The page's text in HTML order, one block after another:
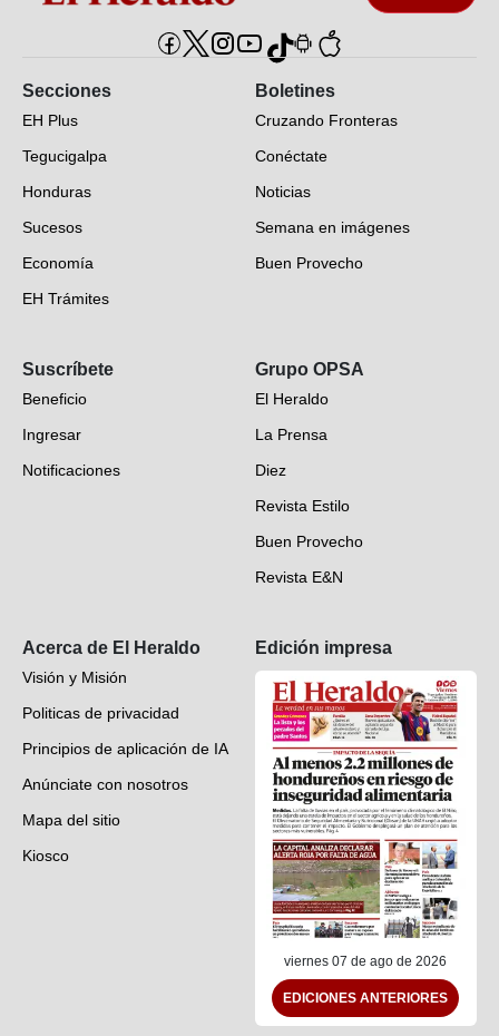
Secciones
EH Plus
Tegucigalpa
Honduras
Sucesos
Economía
EH Trámites
EH Verifica
Fotogalerías
Deportes
Videos
Boletines
Cruzando Fronteras
Conéctate
Noticias
Semana en imágenes
Buen Provecho
Suscríbete
Beneficio
Ingresar
Notificaciones
Grupo OPSA
El Heraldo
La Prensa
Diez
Revista Estilo
Buen Provecho
Revista E&N
Acerca de El Heraldo
Visión y Misión
Politicas de privacidad
Principios de aplicación de IA
Anúnciate con nosotros
Mapa del sitio
Kiosco
Edición impresa
viernes 07 de ago de 2026
EDICIONES ANTERIORES